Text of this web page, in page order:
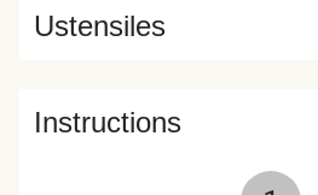
Ustensiles
Instructions